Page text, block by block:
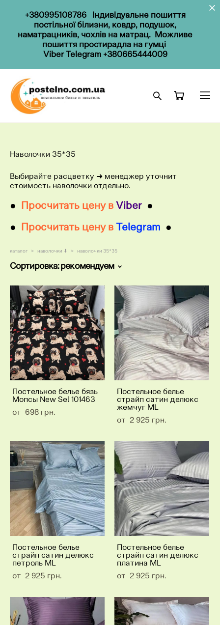
+380995108786
Індивідуальне пошиття
постільної білизни, ковдр, подушок,
наматрацників, чохлів на матрац. Можливе
пошиття простирадла на гумці
Viber Telegram+380665444009
Наволочки 35*35
Выбирайте расцветку ​➜ менеджер уточнит
стоимость наволочки отдельно.
● Просчитать цену в Viber ●
● Просчитать цену в Telegram ●
каталог > наволочки ⬇ > наволочки 35*35
Сортировка:рекомендуем
Постельное белье бязь
Мопсы New Sel 101463
от 698 грн.
Постельное белье
страйп сатин делюкс
жемчуг ML
от 2 925 грн.
Постельное белье
страйп сатин делюкс
петроль ML
от 2 925 грн.
Постельное белье
страйп сатин делюкс
платина ML
от 2 925 грн.